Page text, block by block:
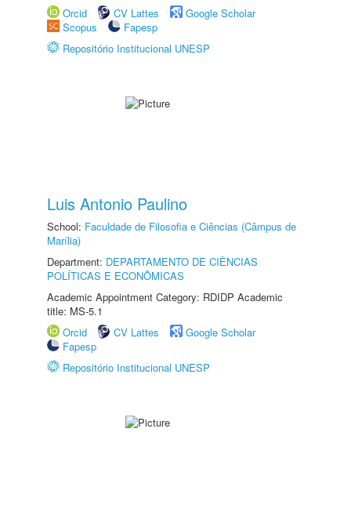
Orcid
CV Lattes
Google Scholar
Scopus
Fapesp
Repositório Institucional UNESP
Luis Antonio Paulino
School: Faculdade de Filosofia e Ciências (Câmpus de
Marília)
Department: DEPARTAMENTO DE CIÊNCIAS
POLÍTICAS E ECONÔMICAS
Academic Appointment Category: RDIDP Academic
title: MS-5.1
Orcid
CV Lattes
Google Scholar
Fapesp
Repositório Institucional UNESP